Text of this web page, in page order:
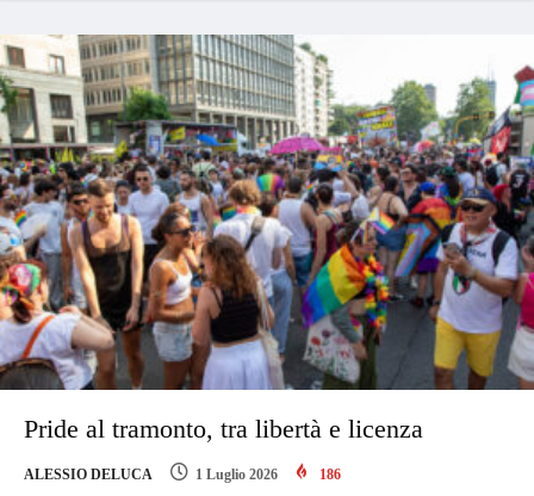
Pride al tramonto, tra libertà e licenza
ALESSIO DELUCA 1 Luglio 2026 186